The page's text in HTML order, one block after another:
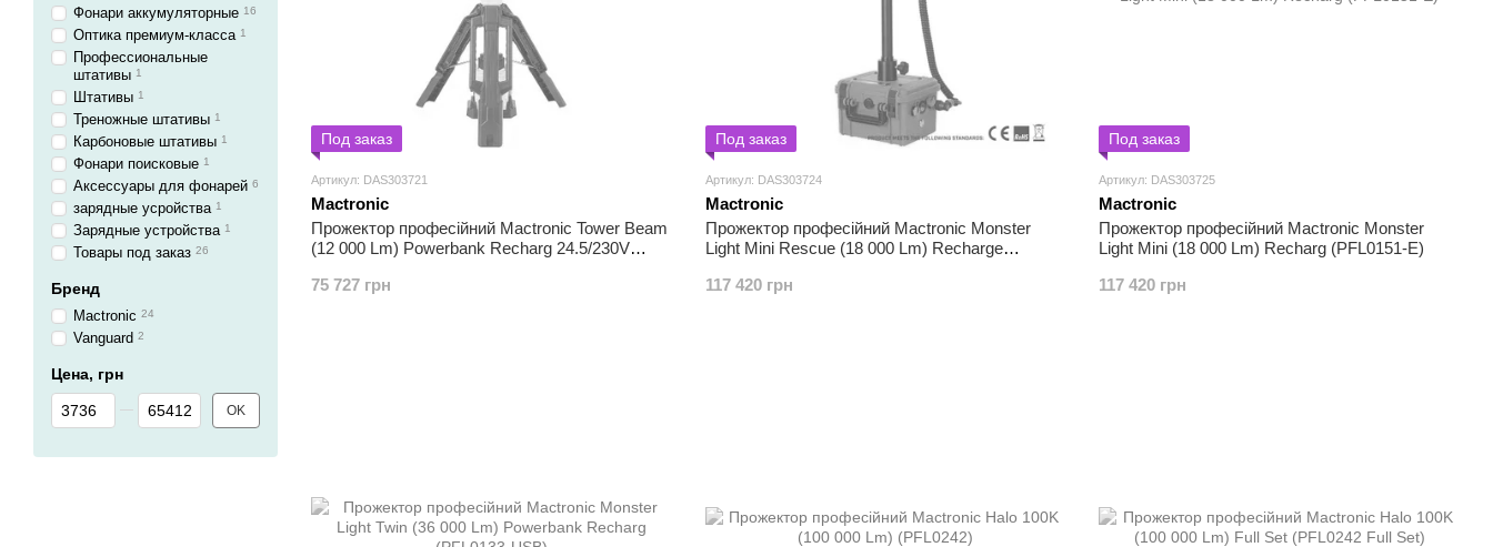
Под заказ
Артикул: DAS303721
Mactronic
Прожектор професійний Mactronic Tower Beam
(12 000 Lm) Powerbank Recharg 24.5/230V
75 727 грн
Под заказ
Артикул: DAS303724
Mactronic
Прожектор професійний Mactronic Monster
Light Mini Rescue (18 000 Lm) Recharge
117 420 грн
Под заказ
Артикул: DAS303725
Mactronic
Прожектор професійний Mactronic Monster
Light Mini (18 000 Lm) Recharg (PFL0151-E)
117 420 грн
Фонари аккумуляторные 16
Оптика премиум-класса 1
Профессиональные
штативы 1
Штативы 1
Треножные штативы 1
Карбоновые штативы 1
Фонари поисковые 1
Аксессуары для фонарей 6
зарядные усройства 1
Зарядные устройства 1
Товары под заказ 26
Бренд
Mactronic 24
Vanguard 2
Цена, грн
От Цена, грн
До Цена, грн OK